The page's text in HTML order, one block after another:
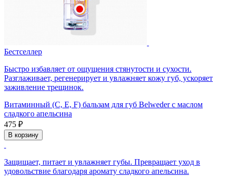
Бестселлер
Быстро избавляет от ощущения стянутости и сухости.
Разглаживает, регенерирует и увлажняет кожу губ, ускоряет
заживление трещинок.
Витаминный (С, Е, F) бальзам для губ Belweder с маслом
сладкого апельсина
475 ₽
В корзину
Защищает, питает и увлажняет губы. Превращает уход в
удовольствие благодаря аромату сладкого апельсина.